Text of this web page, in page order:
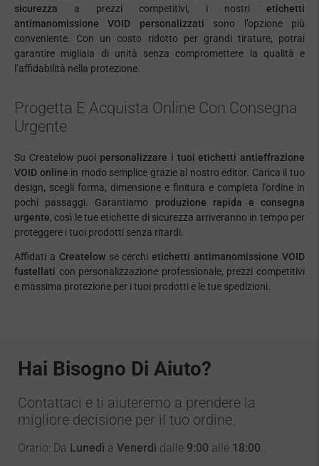
sicurezza a prezzi competitivi, i nostri etichetti
antimanomissione VOID personalizzati sono l’opzione più
conveniente. Con un costo ridotto per grandi tirature, potrai
garantire migliaia di unità senza compromettere la qualità e
l’affidabilità nella protezione.
Progetta E Acquista Online Con Consegna
Urgente
Su Createlow puoi personalizzare i tuoi etichetti antieffrazione
VOID online in modo semplice grazie al nostro editor. Carica il tuo
design, scegli forma, dimensione e finitura e completa l’ordine in
pochi passaggi. Garantiamo produzione rapida e consegna
urgente, così le tue etichette di sicurezza arriveranno in tempo per
proteggere i tuoi prodotti senza ritardi.
Affidati a Createlowse cerchietichetti antimanomissione VOID
fustellati con personalizzazione professionale, prezzi competitivi
e massima protezione per i tuoi prodotti e le tue spedizioni.
Hai Bisogno Di Aiuto?
Contattaci e ti aiuteremo a prendere la
migliore decisione per il tuo ordine.
Orario: Da Lunedì a Venerdì dalle 9:00 alle 18:00..